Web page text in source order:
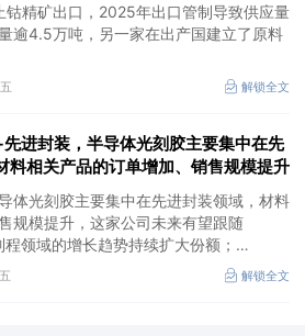
钴精矿出口，2025年出口管制导致供应量
逾4.5万吨，另一家在出产国建立了原料
解锁全文
先进封装，半导体光刻胶主要集中在先
料相关产品的订单增加、销售规模提升
光刻胶主要集中在先进封装领域，材料
规模提升，这家公司未来有望跟随
领域的增长趋势持续扩大份额；
公司是深耕连接器国产核心骨干，高速互
AI服务器厂商，深度绑定华为供应链。
解锁全文